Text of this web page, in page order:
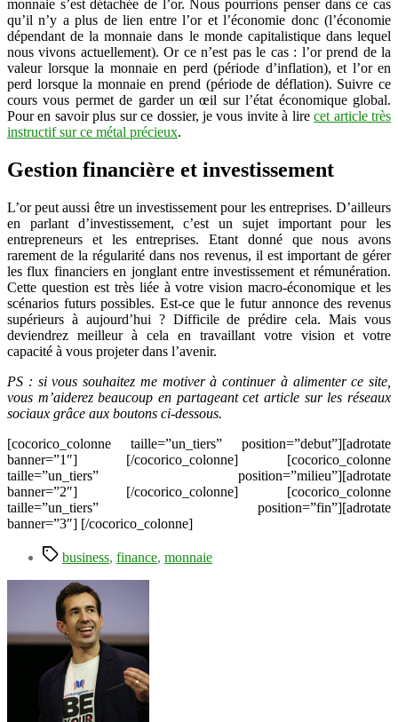
monnaie s’est détachée de l’or. Nous pourrions penser dans ce cas
qu’il n’y a plus de lien entre l’or et l’économie donc (l’économie
dépendant de la monnaie dans le monde capitalistique dans lequel
nous vivons actuellement). Or ce n’est pas le cas : l’or prend de la
valeur lorsque la monnaie en perd (période d’inflation), et l’or en
perd lorsque la monnaie en prend (période de déflation). Suivre ce
cours vous permet de garder un œil sur l’état économique global.
Pour en savoir plus sur ce dossier, je vous invite à lirecet article très
instructif sur ce métal précieux.
Gestion financière et investissement
L’or peut aussi être un investissement pour les entreprises. D’ailleurs
en parlant d’investissement, c’est un sujet important pour les
entrepreneurs et les entreprises. Etant donné que nous avons
rarement de la régularité dans nos revenus, il est important de gérer
les flux financiers en jonglant entre investissement et rémunération.
Cette question est très liée à votre vision macro-économique et les
scénarios futurs possibles. Est-ce que le futur annonce des revenus
supérieurs à aujourd’hui ? Difficile de prédire cela. Mais vous
deviendrez meilleur à cela en travaillant votre vision et votre
capacité à vous projeter dans l’avenir.
PS : si vous souhaitez me motiver à continuer à alimenter ce site,
vous m’aiderez beaucoup en partageant cet article sur les réseaux
sociaux grâce aux boutons ci-dessous.
[cocorico_colonne taille=”un_tiers” position=”debut”][adrotate
banner=”1″] [/cocorico_colonne] [cocorico_colonne
taille=”un_tiers” position=”milieu”][adrotate
banner=”2″] [/cocorico_colonne] [cocorico_colonne
taille=”un_tiers” position=”fin”][adrotate
banner=”3″] [/cocorico_colonne]
Étiquettes
business, finance, monnaie